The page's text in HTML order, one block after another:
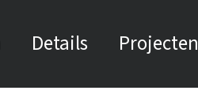
Details Projecten